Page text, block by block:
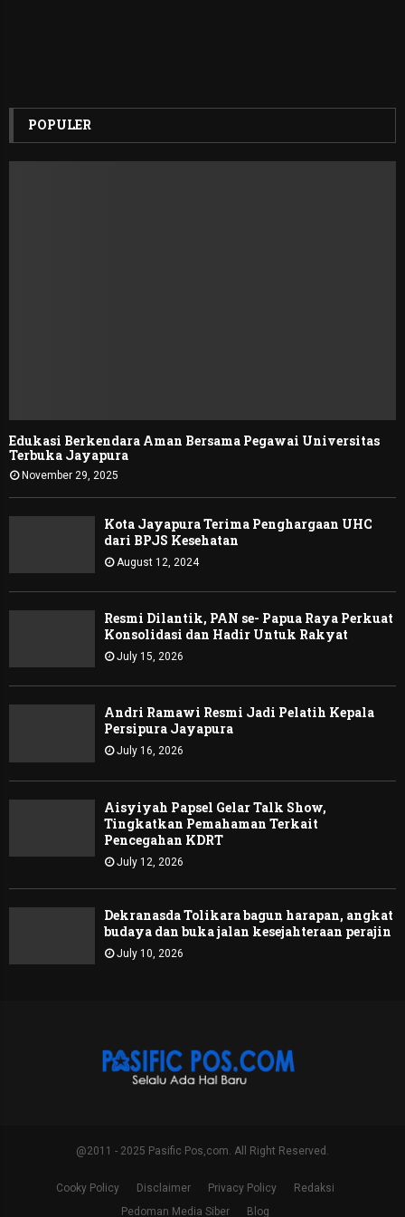
POPULER
Edukasi Berkendara Aman Bersama Pegawai Universitas
Terbuka Jayapura
November 29, 2025
Kota Jayapura Terima Penghargaan UHC
dari BPJS Kesehatan
August 12, 2024
Resmi Dilantik, PAN se- Papua Raya Perkuat
Konsolidasi dan Hadir Untuk Rakyat
July 15, 2026
Andri Ramawi Resmi Jadi Pelatih Kepala
Persipura Jayapura
July 16, 2026
Aisyiyah Papsel Gelar Talk Show,
Tingkatkan Pemahaman Terkait
Pencegahan KDRT
July 12, 2026
Dekranasda Tolikara bagun harapan, angkat
budaya dan buka jalan kesejahteraan perajin
July 10, 2026
@2011 - 2025 Pasific Pos,com. All Right Reserved.
Cooky Policy Disclaimer Privacy Policy
Redaksi
Pedoman Media Siber
Blog